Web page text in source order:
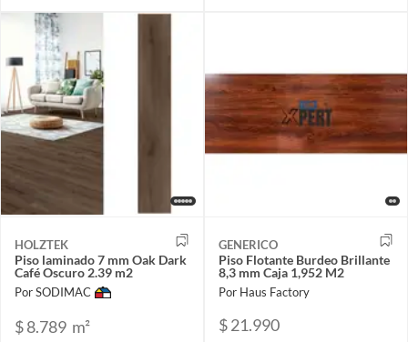
HOLZTEK
Piso laminado 7 mm Oak Dark
Café Oscuro 2.39 m2
Por SODIMAC
$ 8.789 m²
GENERICO
Piso Flotante Burdeo Brillante
8,3 mm Caja 1,952 M2
Por Haus Factory
$ 21.990